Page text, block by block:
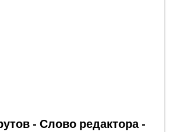
- Слово редактора -